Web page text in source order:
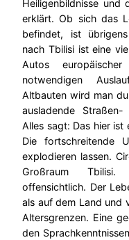
Heiligenbildnisse und
erklärt. Ob sich das
befindet, ist
nach Tbilisi ist eine
Autos
notwendigen
Altbauten wird man
ausladende
Alles sagt: Das hier ist
Die fortschreitende
explodieren lassen.
Großraum
offensichtlich. Der
als auf dem Land und
Altersgrenzen. Eine
den